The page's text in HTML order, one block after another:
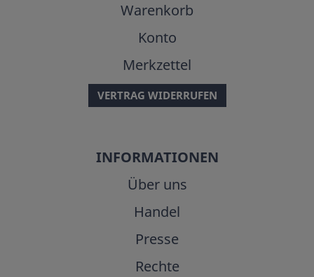
Warenkorb
Konto
Merkzettel
VERTRAG WIDERRUFEN
INFORMATIONEN
Über uns
Handel
Presse
Rechte